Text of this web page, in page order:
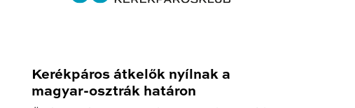
Kerékpáros átkelők nyílnak a
magyar-osztrák határon